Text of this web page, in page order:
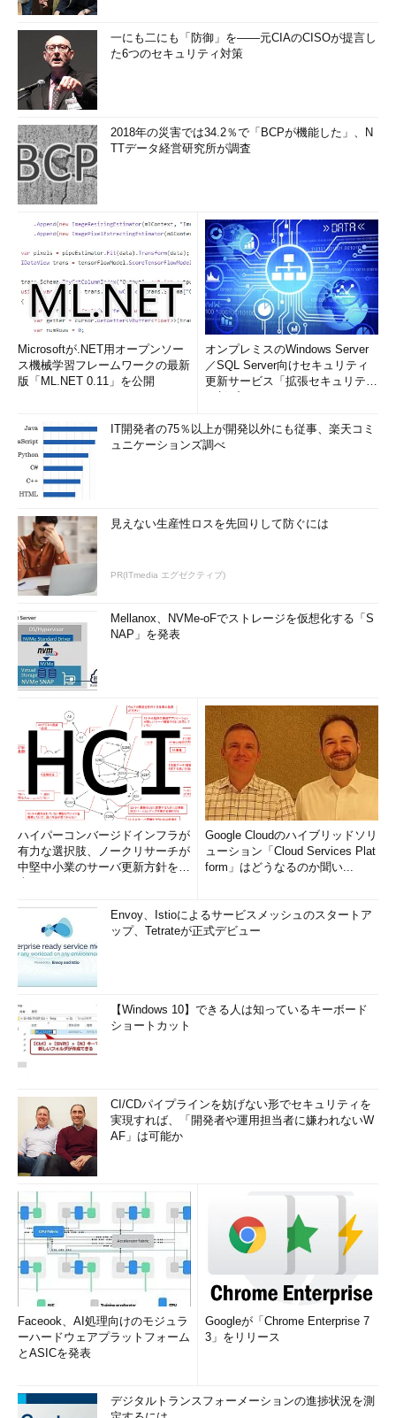
一にも二にも「防御」を――元CIAのCISOが提言し
た6つのセキュリティ対策
2018年の災害では34.2％で「BCPが機能した」、N
TTデータ経営研究所が調査
Microsoftが.NET用オープンソー
ス機械学習フレームワークの最新
版「ML.NET 0.11」を公開
オンプレミスのWindows Server
／SQL Server向けセキュリティ
更新サービス「拡張セキュリティ
IT開発者の75％以上が開発以外にも従事、楽天コミ
ュニケーションズ調べ
見えない生産性ロスを先回りして防ぐには
PR(ITmedia エグゼクティブ)
Mellanox、NVMe-oFでストレージを仮想化する「S
NAP」を発表
ハイパーコンバージドインフラが
有力な選択肢、ノークリサーチが
中堅中小業のサーバ更新方針を調
Google Cloudのハイブリッドソリ
ューション「Cloud Services Plat
form」はどうなるのか聞い...
Envoy、Istioによるサービスメッシュのスタートア
ップ、Tetrateが正式デビュー
【Windows 10】できる人は知っているキーボード
ショートカット
CI/CDパイプラインを妨げない形でセキュリティを
実現すれば、「開発者や運用担当者に嫌われないW
AF」は可能か
Faceook、AI処理向けのモジュラ
ーハードウェアプラットフォーム
とASICを発表
Googleが「Chrome Enterprise 7
3」をリリース
デジタルトランスフォーメーションの進捗状況を測